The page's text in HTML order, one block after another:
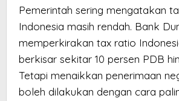
Pemerintah sering mengatakan
Indonesia masih rendah. Bank
memperkirakan tax ratio
berkisar sekitar 10 persen PDB
Tetapi menaikkan penerimaan
boleh dilakukan dengan cara